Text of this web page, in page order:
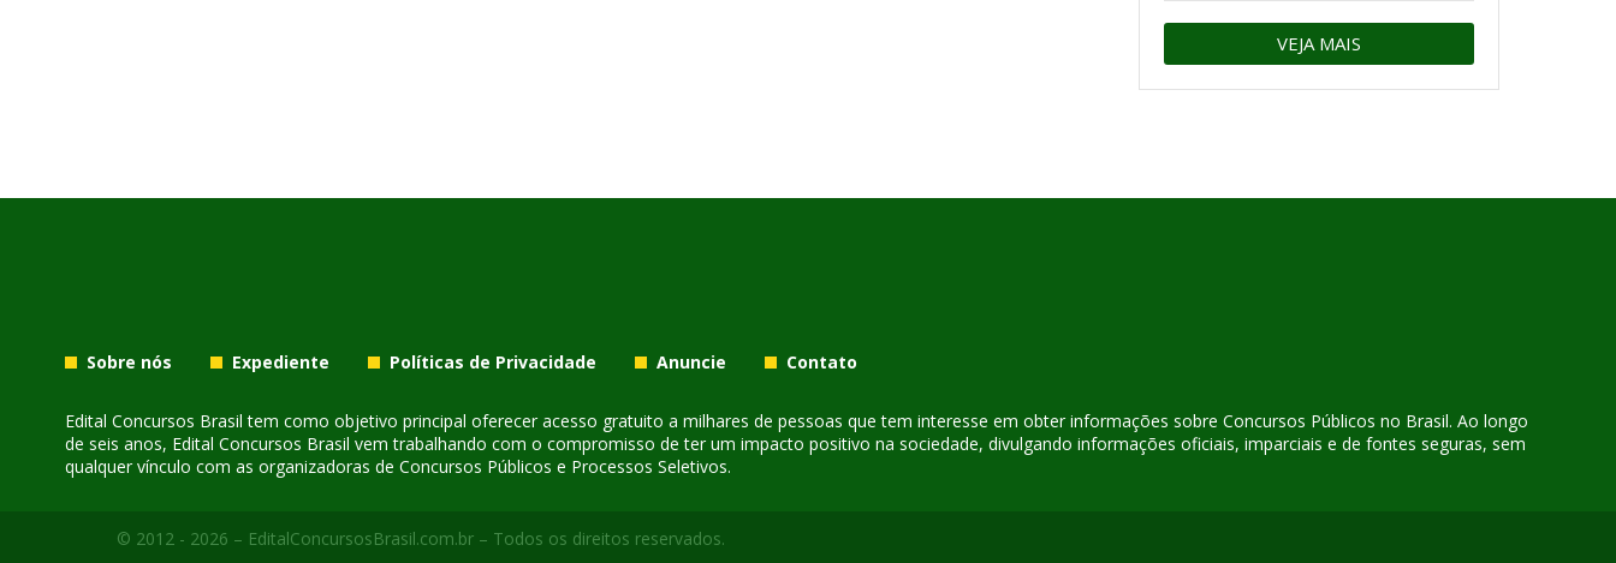
VEJA MAIS
Sobre nós Expediente Políticas de Privacidade Anuncie Contato
Edital Concursos Brasil tem como objetivo principal oferecer acesso gratuito a milhares de pessoas que tem interesse em obter informações sobre Concursos Públicos no Brasil. Ao longo
de seis anos, Edital Concursos Brasil vem trabalhando com o compromisso de ter um impacto positivo na sociedade, divulgando informações oficiais, imparciais e de fontes seguras, sem
qualquer vínculo com as organizadoras de Concursos Públicos e Processos Seletivos.
© 2012 - 2026 – EditalConcursosBrasil.com.br – Todos os direitos reservados.